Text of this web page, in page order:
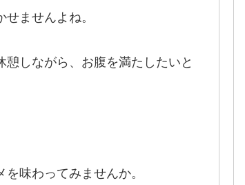
ませんよね。
しながら、お腹を満たしたいと
味わってみませんか。